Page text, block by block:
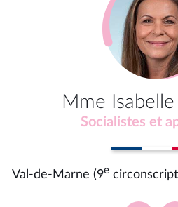
Mme
Socialistes et
Val-de-Marne (9e